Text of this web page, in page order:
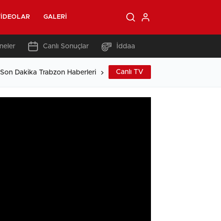
GALERI
Canlı Sonuçlar İddaa
Dakika Trabzon Haberleri Canlı TV